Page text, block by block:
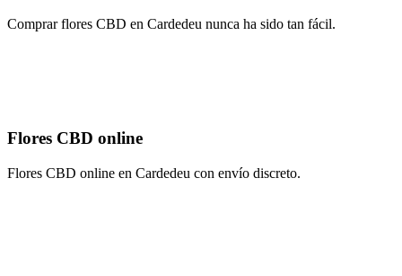
Comprar flores CBD en Cardedeu nunca ha sido tan fácil.
Flores CBD online
Flores CBD online en Cardedeu con envío discreto.